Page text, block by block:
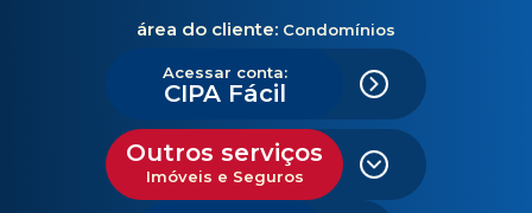
área do cliente: Condomínios
Acessar conta:
CIPA Fácil
Outros serviços
Imóveis e Seguros